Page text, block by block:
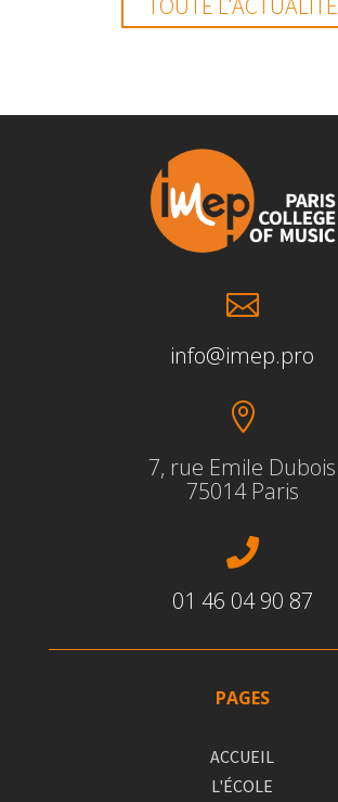

info@imep.pro

7, rue Emile Dubois
75014 Paris

01 46 04 90 87
PAGES
ACCUEIL
L'ÉCOLE